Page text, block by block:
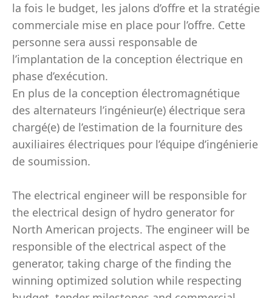
la fois le budget, les jalons d’offre et la stratégie
commerciale mise en place pour l’offre. Cette
personne sera aussi responsable de
l’implantation de la conception électrique en
phase d’exécution.
En plus de la conception électromagnétique
des alternateurs l’ingénieur(e) électrique sera
chargé(e) de l’estimation de la fourniture des
auxiliaires électriques pour l’équipe d’ingénierie
de soumission.
The electrical engineer will be responsible for
the electrical design of hydro generator for
North American projects. The engineer will be
responsible of the electrical aspect of the
generator, taking charge of the finding the
winning optimized solution while respecting